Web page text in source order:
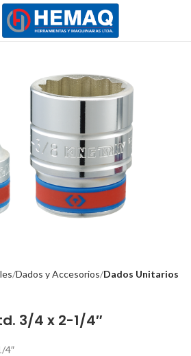
Dados y Accesorios Dados Unitarios
3/4 x 2-1/4″
4″